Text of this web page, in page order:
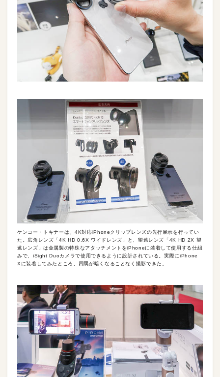
ケンコー・トキナーは、4K対応iPhoneクリップレンズの先行展示を行ってい
た。広角レンズ「4K HD 0.6X ワイドレンズ」と、望遠レンズ「4K HD 2X 望
遠レンズ」は金属製の特殊なアタッチメントをiPhoneに装着して使用する仕組
みで、iSight Duoカメラで使用できるように設計されている。実際にiPhone
Xに装着してみたところ、四隅が暗くなることなく撮影できた。